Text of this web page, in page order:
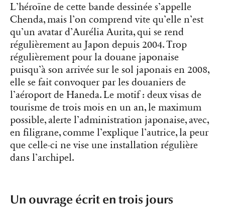
L’héroïne de cette bande dessinée s’appelle
Chenda, mais l’on comprend vite qu’elle n’est
qu’un avatar d’Aurélia Aurita, qui se rend
régulièrement au Japon depuis 2004. Trop
régulièrement pour la douane japonaise
puisqu’à son arrivée sur le sol japonais en 2008,
elle se fait convoquer par les douaniers de
l’aéroport de Haneda. Le motif : deux visas de
tourisme de trois mois en un an, le maximum
possible, alerte l’administration japonaise, avec,
en filigrane, comme l’explique l’autrice, la peur
que celle-ci ne vise une installation régulière
dans l’archipel.
Un ouvrage écrit en trois jours